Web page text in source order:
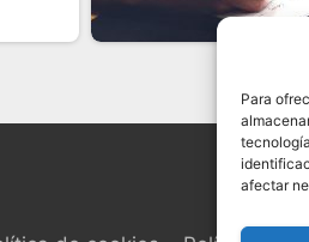
Para
afectar